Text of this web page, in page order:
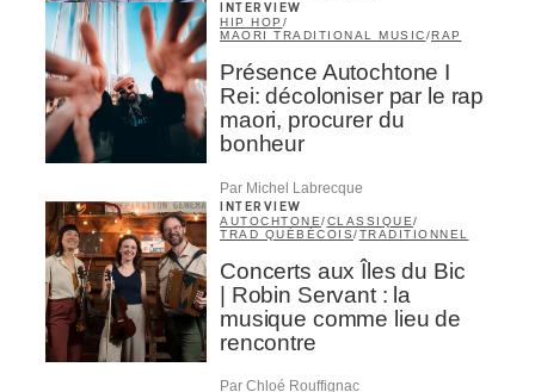
INTERVIEW
HIP HOP /
MAORI TRADITIONAL MUSIC/RAP
Présence Autochtone I
Rei: décoloniser par le rap
maori, procurer du
bonheur
Par Michel Labrecque
INTERVIEW
AUTOCHTONE/CLASSIQUE/
TRAD QUÉBÉCOIS/TRADITIONNEL
Concerts aux Îles du Bic
| Robin Servant : la
musique comme lieu de
rencontre
Par Chloé Rouffignac